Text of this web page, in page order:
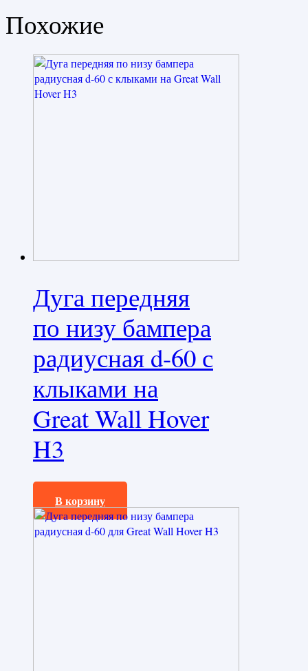
Похожие
Дуга передняя
по низу бампера
радиусная d-60 с
клыками на
Great Wall Hover
H3
24240,0₽
В корзину